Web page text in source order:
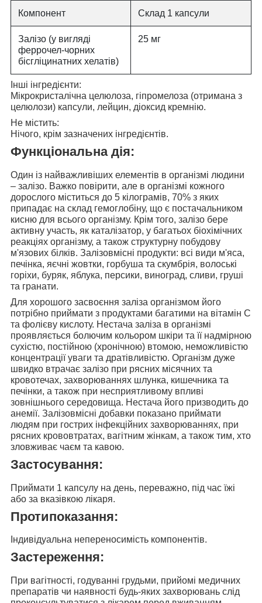
Компонент Склад 1 капсули
Залізо (у вигляді
феррочел-чорних
бісгліцинатних хелатів)
25 мг
Інші інгредієнти:
Мікрокристалічна целюлоза, гіпромелоза (отримана з
целюлози) капсули, лейцин, діоксид кремнію.
Не містить:
Нічого, крім зазначених інгредієнтів.
Функціональна дія:
Один із найважливіших елементів в організмі людини
– залізо. Важко повірити, але в організмі кожного
дорослого міститься до 5 кілограмів, 70% з яких
припадає на склад гемоглобіну, що є постачальником
кисню для всього організму. Крім того, залізо бере
активну участь, як каталізатор, у багатьох біохімічних
реакціях організму, а також структурну побудову
м'язових білків. Залізовмісні продукти: всі види м'яса,
печінка, яєчні жовтки, горбуша та скумбрія, волоські
горіхи, буряк, яблука, персики, виноград, сливи, груші
та гранати.
Для хорошого засвоєння заліза організмом його
потрібно приймати з продуктами багатими на вітамін С
та фолієву кислоту. Нестача заліза в організмі
проявляється болючим кольором шкіри та її надмірною
сухістю, постійною (хронічною) втомою, неможливістю
концентрації уваги та дратівливістю. Організм дуже
швидко втрачає залізо при рясних місячних та
кровотечах, захворюваннях шлунка, кишечника та
печінки, а також при несприятливому впливі
зовнішнього середовища. Нестача його призводить до
анемії. Залізовмісні добавки показано приймати
людям при гострих інфекційних захворюваннях, при
рясних крововтратах, вагітним жінкам, а також тим, хто
зловживає чаєм та кавою.
Застосування:
Приймати 1 капсулу на день, переважно, під час їжі
або за вказівкою лікаря.
Протипоказання:
Індивідуальна непереносимість компонентів.
Застереження:
При вагітності, годуванні грудьми, прийомі медичних
препаратів чи наявності будь-яких захворювань слід